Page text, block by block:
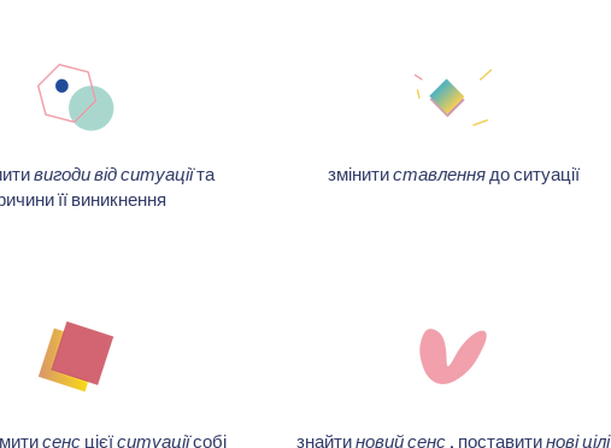
вигоди від ситуаціїта
її виникнення
сенсцієїситуаціїсобі
змінитиставленнядо ситуації
знайтиновий сенс , поставитинові цілі